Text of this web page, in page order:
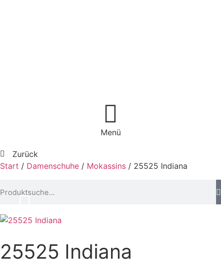
Menü
Zurück
Start / Damenschuhe / Mokassins / 25525 Indiana
25525 Indiana